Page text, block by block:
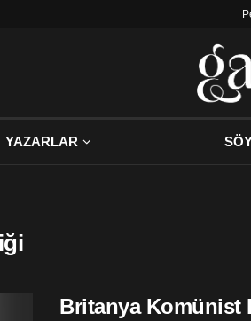
YAZARLAR
Britanya Komünist